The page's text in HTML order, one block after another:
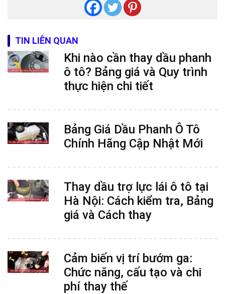
TIN LIÊN QUAN
Khi nào cần thay dầu phanh
ô tô? Bảng giá và Quy trình
thực hiện chi tiết
Bảng Giá Dầu Phanh Ô Tô
Chính Hãng Cập Nhật Mới
Thay dầu trợ lực lái ô tô tại
Hà Nội: Cách kiểm tra, Bảng
giá và Cách thay
Cảm biến vị trí bướm ga:
Chức năng, cấu tạo và chi
phí thay thế